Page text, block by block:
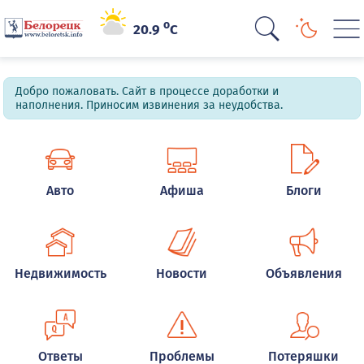
20.9oC
Добро пожаловать. Сайт в процессе доработки и
наполнения. Приносим извинения за неудобства.
Авто Афиша Блоги
Недвижимость Новости Объявления
Ответы Проблемы Потеряшки